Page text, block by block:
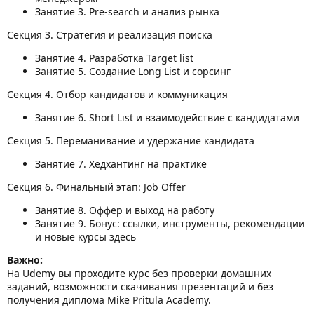
Занятие 3. Pre-search и анализ рынка
Секция 3. Стратегия и реализация поиска
Занятие 4. Разработка Target list
Занятие 5. Создание Long List и сорсинг
Секция 4. Отбор кандидатов и коммуникация
Занятие 6. Short List и взаимодействие с кандидатами
Секция 5. Переманивание и удержание кандидата
Занятие 7. Хедхантинг на практике
Секция 6. Финальный этап: Job Offer
Занятие 8. Оффер и выход на работу
Занятие 9. Бонус: ссылки, инструменты, рекомендации
и новые курсы здесь
Важно:
На Udemy вы проходите курс без проверки домашних
заданий, возможности скачивания презентаций и без
получения диплома Mike Pritula Academy.